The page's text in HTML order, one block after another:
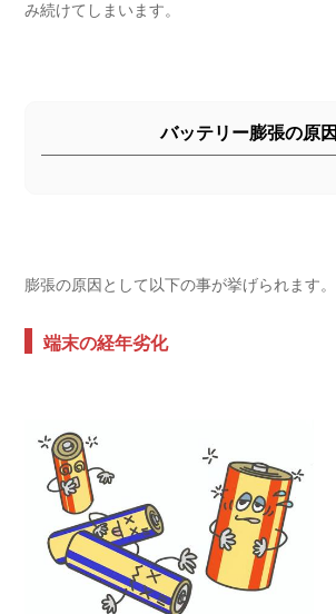
み続けてしまいます。
バッテリー膨張の原因
膨張の原因として以下の事が挙げられます。
端末の経年劣化